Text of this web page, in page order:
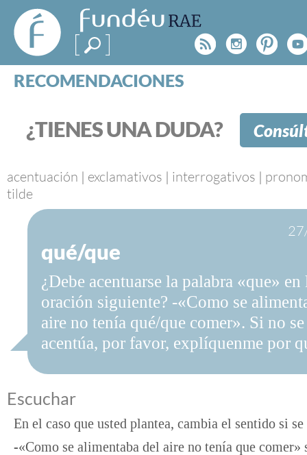
FundéuRAE
- Fundación
del Español
Urgente
Rss
RECOMENDACIONES
CATEGORÍAS
ESPECIALES
BLOG
NOTICIAS
SOBRE LA FUNDÉURAE
FundéuRAE es una fundación patrocinada por la
y la Real Academia Española, cuyo objetivo es
el buen uso del español en los medios de
Internet.
¿TIENES UNA DUDA?
acentuación | exclamativos | interrogativos |
tilde
qué/que
¿Debe acentuarse la palabra «que» en
oración siguiente? -«Como se
aire no tenía qué/que comer». Si no se
acentúa, por favor, explíquenme por
Escuchar
En el caso que usted plantea, cambia el sentido si
-«Como se alimentaba del aire no tenía que